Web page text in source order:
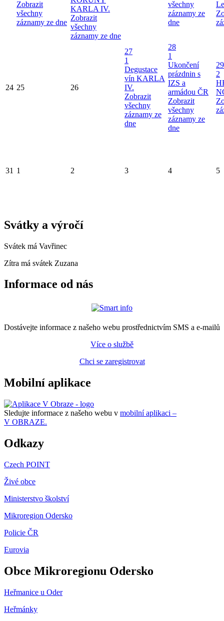
Zobrazit
všechny
záznamy ze dne
KARLA IV.
Zobrazit
všechny
záznamy ze dne
všechny
záznamy ze
dne
24 25 26
27
1
Degustace
vín KARLA
IV.
Zobrazit
všechny
záznamy ze
dne
28
1
Ukončení
prázdnin s
IZS a
armádou ČR
Zobrazit
všechny
záznamy ze
dne
29
2
31 1 2 3 4 5
Svátky a výročí
Svátek má Vavřinec
Zítra má svátek Zuzana
Informace od nás
Dostávejte informace z našeho webu prostřednictvím SMS a e-mailů
Více o službě
Chci se zaregistrovat
Mobilní aplikace
Sledujte informace z našeho webu v mobilní aplikaci –
V OBRAZE.
Odkazy
Czech POINT
Živé obce
Ministerstvo školství
Mikroregion Odersko
Policie ČR
Eurovia
Obce Mikroregionu Odersko
Heřmanice u Oder
Heřmánky